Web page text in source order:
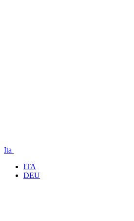
Ita
ITA
DEU